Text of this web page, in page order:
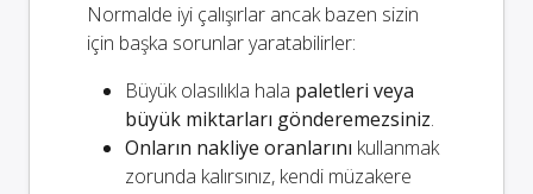
Normalde iyi çalışırlar ancak bazen sizin
için başka sorunlar yaratabilirler:
Büyük olasılıkla hala paletleri veya
büyük miktarları gönderemezsiniz.
Onların nakliye oranlarını kullanmak
zorunda kalırsınız, kendi müzakere